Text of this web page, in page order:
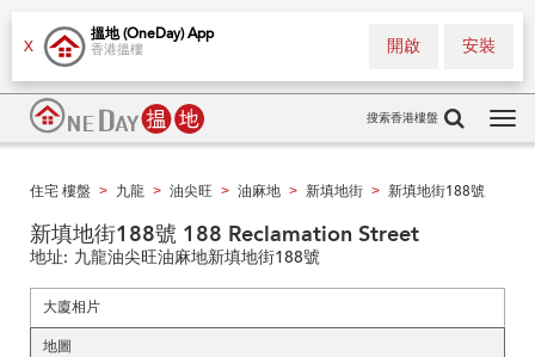
X
搵地 (OneDay) App
香港搵樓 安裝
開啟
搜索香港樓盤
住宅 樓盤 > 九龍 > 油尖旺 > 油麻地 > 新填地街 > 新填地街188號
新填地街188號 188 Reclamation Street
地址: 九龍油尖旺油麻地新填地街188號
大廈相片
地圖